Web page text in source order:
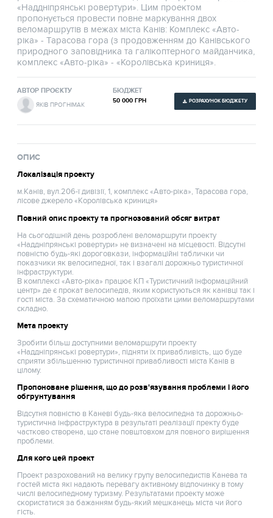
«Наддніпрянські ровертури». Цим проектом
пропонується провести повне маркування двох
веломаршрутів в межах міста Канів: Комплекс «Авто-
ріка» - Тарасова гора (з продовженням до Канівського
природного заповідника та галікоптерного майданчика,
комплекс «Авто-ріка» - «Королівська криниця».
АВТОР ПРОЄКТУ
ЯКІВ ПРОГНІМАК
БЮДЖЕТ
50 000 ГРН РОЗРАХУНОК БЮДЖЕТУ
ОПИС
Локалізація проекту
м.Канів, вул.206-ї дивізії, 1, комплекс «Авто-ріка», Тарасова гора,
лісове джерело «Королівська криниця»
Повний опис проекту та прогнозований обсяг витрат
На сьогодішній день розроблені веломаршрути проекту
«Наддніпрянські ровертури» не визначені на місцевості. Відсутні
повністю будь-які дороговкази, інформаційні таблички чи
показчики як велосипедної, так і взагалі дорожньо туристичної
інфраструктури.
В комплексі «Авто-ріка» працює КП «Туристичний інформаційний
центр» де є прокат велосипедів, яким користуються як канівці так і
гості міста. За схематичною мапою проїхати цими веломаршрутами
складно.
Мета проекту
Зробити більш доступними веломаршрути проекту
«Наддніпрянські ровертури», підняти їх привабливість, що буде
сприяти збільшенню туристичної привабливості міста Канів в
цілому.
Пропоноване рішення, що до розв'язування проблеми і його
обгрунтування
Відсутня повністю в Каневі будь-яка велосипедна та дорожньо-
туристична інфраструктура в результаті реалізації пректу буде
частково створена, що стане повштовхом для повного вирішення
проблеми.
Для кого цей проект
Проект разрохований на велику групу велосипедистів Канева та
гостей міста які надають перевагу активному відпочинку в тому
числі велосипедному туризму. Результатами проекту може
скористатися за бажанням будь-який мешканець міста чи його
гість.